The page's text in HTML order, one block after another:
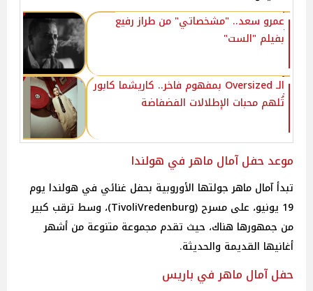
عمرو سعد.. ​"مشخصاتي" من طراز رفيع
بفيلم "الست"
الـ Oversized بمفهوم فاخر.. كاريشما كابور
تُلهم محبات الإطلالات الفضفاضة
موعد حفل آمال ماهر في هولندا
تبدأ آمال ماهر جولتها الأوروبية بحفل غنائي في هولندا يوم
19 يونيو، على مسرح (TivoliVredenburg)، وسط ترقب كبير
من جمهورها هناك، حيث تقدم مجموعة متنوعة من أشهر
أغانيها القديمة والحديثة.
حفل آمال ماهر في باريس